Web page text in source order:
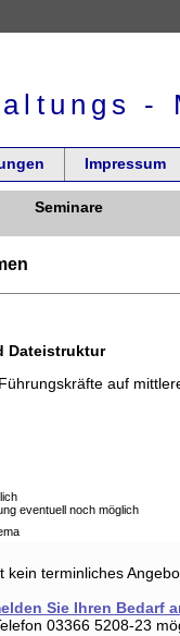
-
Impressum
Seminare
Dateistruktur
auf
eventuell noch möglich
kein terminliches
Sie Ihren Bedarf
03366 5208-23